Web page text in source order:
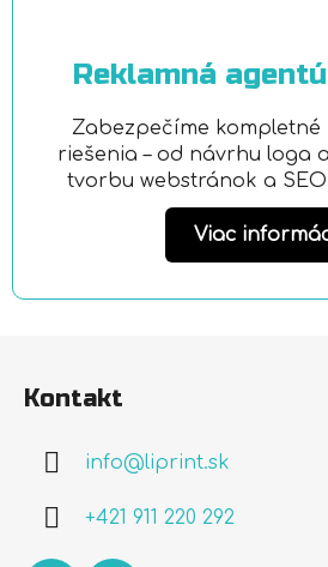
Reklamná
Zabezpečíme kompletné
riešenia – od návrhu loga
tvorbu webstránok a
Viac
Kontakt
info@liprint.sk
+421 911 220 292